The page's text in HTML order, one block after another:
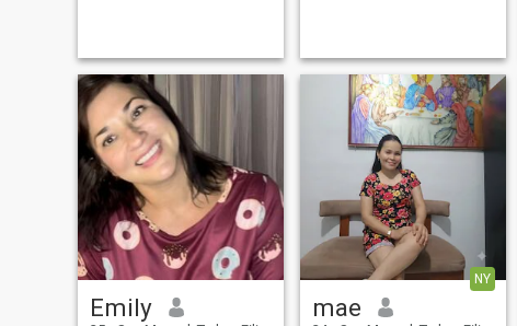
Emily
NY
mae